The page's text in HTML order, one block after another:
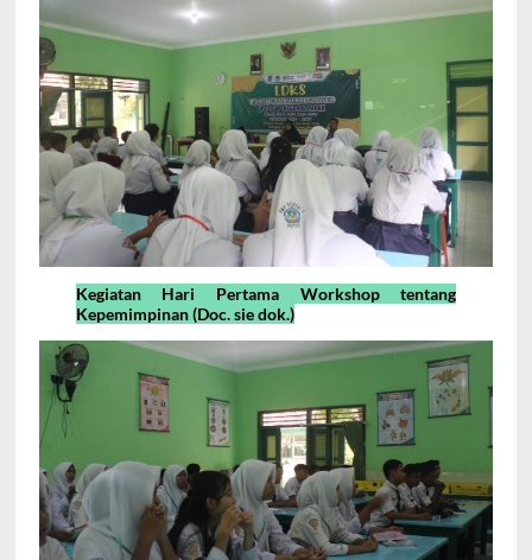
Kegiatan Hari Pertama Workshop tentang
Kepemimpinan (Doc. sie dok.)